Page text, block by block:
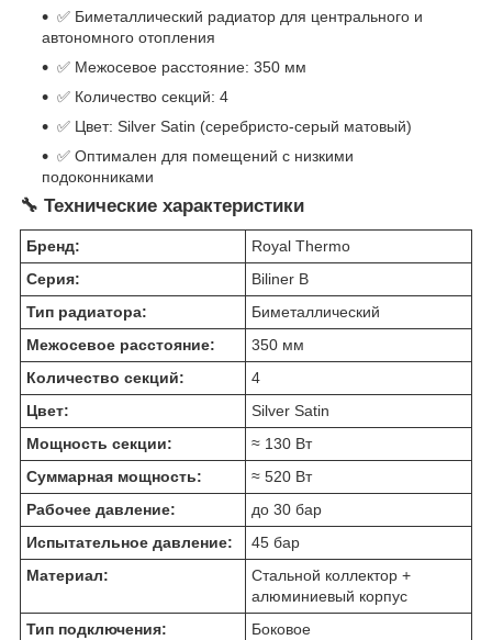
✅ Биметаллический радиатор для центрального и
автономного отопления
✅ Межосевое расстояние: 350 мм
✅ Количество секций: 4
✅ Цвет: Silver Satin (серебристо-серый матовый)
✅ Оптимален для помещений с низкими
подоконниками
🔧 Технические характеристики
Бренд:
Royal Thermo
Серия:
Biliner B
Тип радиатора:
Биметаллический
Межосевое расстояние:
350 мм
Количество секций:
4
Цвет:
Silver Satin
Мощность секции:
≈ 130 Вт
Суммарная мощность:
≈ 520 Вт
Рабочее давление:
до 30 бар
Испытательное давление:
45 бар
Материал:
Стальной коллектор +
алюминиевый корпус
Тип подключения:
Боковое